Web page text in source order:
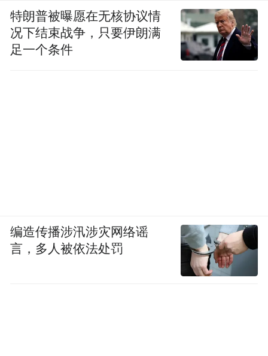
特朗普被曝愿在无核协议情
况下结束战争，只要伊朗满
足一个条件
编造传播涉汛涉灾网络谣
言，多人被依法处罚